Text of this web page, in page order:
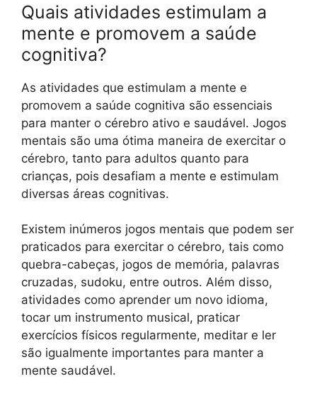
Quais atividades estimulam a
mente e promovem a saúde
cognitiva?
As atividades que estimulam a mente e
promovem a saúde cognitiva são essenciais
para manter o cérebro ativo e saudável. Jogos
mentais são uma ótima maneira de exercitar o
cérebro, tanto para adultos quanto para
crianças, pois desafiam a mente e estimulam
diversas áreas cognitivas.
Existem inúmeros jogos mentais que podem ser
praticados para exercitar o cérebro, tais como
quebra-cabeças, jogos de memória, palavras
cruzadas, sudoku, entre outros. Além disso,
atividades como aprender um novo idioma,
tocar um instrumento musical, praticar
exercícios físicos regularmente, meditar e ler
são igualmente importantes para manter a
mente saudável.